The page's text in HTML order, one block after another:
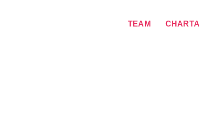
TEAM CHARTA